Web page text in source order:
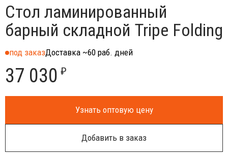
Стол ламинированный
барный складной Tripe Folding
под заказДоставка ~60 раб. дней
37 030 ₽
Узнать оптовую цену
Добавить в заказ